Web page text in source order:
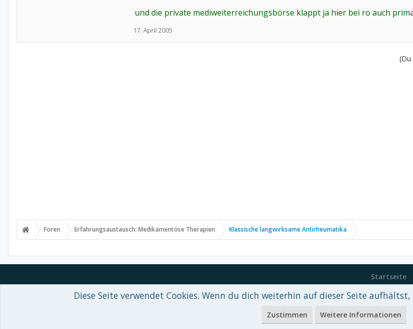
und die private mediweiterreichungsbörse klappt ja hier bei ro auch
17. April 2005
(Du
Foren Erfahrungsaustausch: Medikamentöse Therapien Klassische langwirksame Antirheumatika
Startseite
Forum software by XenForo™© 2010-2018 XenForo Ltd.-Deutsch von xenDach©2010-2017
Diese Seite verwendet Cookies. Wenn du dich weiterhin auf dieser Seite
Zustimmen Weitere Informationen